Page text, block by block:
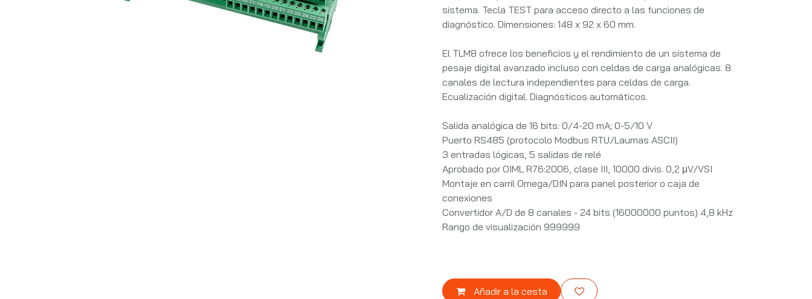
sistema. Tecla TEST para acceso directo a las funciones de
diagnóstico. Dimensiones: 148 x 92 x 60 mm.
El TLM8 ofrece los beneficios y el rendimiento de un sistema de
pesaje digital avanzado incluso con celdas de carga analógicas. 8
canales de lectura independientes para celdas de carga.
Ecualización digital. Diagnósticos automáticos.
Salida analógica de 16 bits: 0/4-20 mA; 0-5/10 V
Puerto RS485 (protocolo Modbus RTU/Laumas ASCII)
3 entradas lógicas, 5 salidas de relé
Aprobado por OIML R76:2006, clase III, 10000 divis. 0,2 μV/VSI
Montaje en carril Omega/DIN para panel posterior o caja de
conexiones
Convertidor A/D de 8 canales - 24 bits (16000000 puntos) 4,8 kHz
Rango de visualización 999999
Añadir a la cesta